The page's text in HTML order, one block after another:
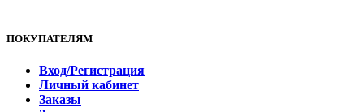
ПОКУПАТЕЛЯМ
Вход/Регистрация
Личный кабинет
Заказы